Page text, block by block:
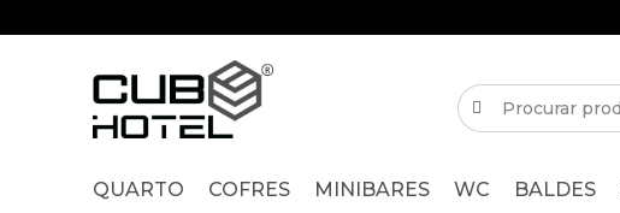
QUARTO COFRES MINIBARES WC BALDES